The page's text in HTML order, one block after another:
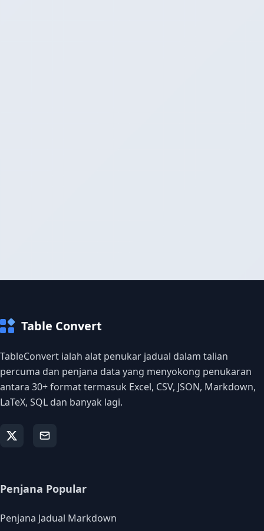
Table Convert
TableConvert ialah alat penukar jadual dalam talian
percuma dan penjana data yang menyokong penukaran
antara 30+ format termasuk Excel, CSV, JSON, Markdown,
LaTeX, SQL dan banyak lagi.
Penjana Popular
Penjana Jadual Markdown